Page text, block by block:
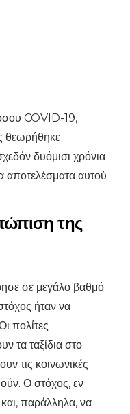
COVID-19,
θεωρήθηκε
δυόμισι χρόνια
αποτελέσματα αυτού
της
σε μεγάλο βαθμό
ήταν να
πολίτες
τα ταξίδια στο
τις κοινωνικές
Ο στόχος, εν
παράλληλα, να